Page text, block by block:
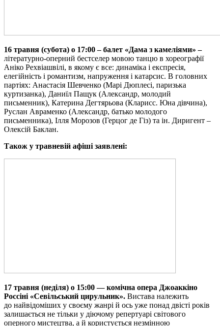
16 травня (субота) о 17:00 – балет «Дама з камеліями» –
літературно-оперний бестселер мовою танцю в хореографії
Аніко Рехвіашвілі, в якому є все: динаміка і експресія,
елегійність і романтизм, напруження і катарсис. В головних
партіях: Анастасія Шевченко (Марі Дюплесі, паризька
куртизанка), Даниїл Пащук (Александр, молодий
письменник), Катерина Дегтярьова (Кларисс. Юна дівчина),
Руслан Авраменко (Александр, батько молодого
письменника), Ілля Морозов (Герцог де Гіз) та ін. Диригент –
Олексій Баклан.
Також у травневій афіші заявлені:
17 травня (неділя) о 15:00 —комічна опера Джоаккіно
Россіні «Севільський цирульник». Вистава належить
до найвідоміших у своєму жанрі й ось уже понад двісті років
залишається не тільки у діючому репертуарі світового
оперного мистецтва, а й користується незмінною